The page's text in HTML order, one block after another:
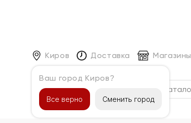
Киров
Ваш город Киров?
Все верно Сменить город
Доставка Магазины
Каталог